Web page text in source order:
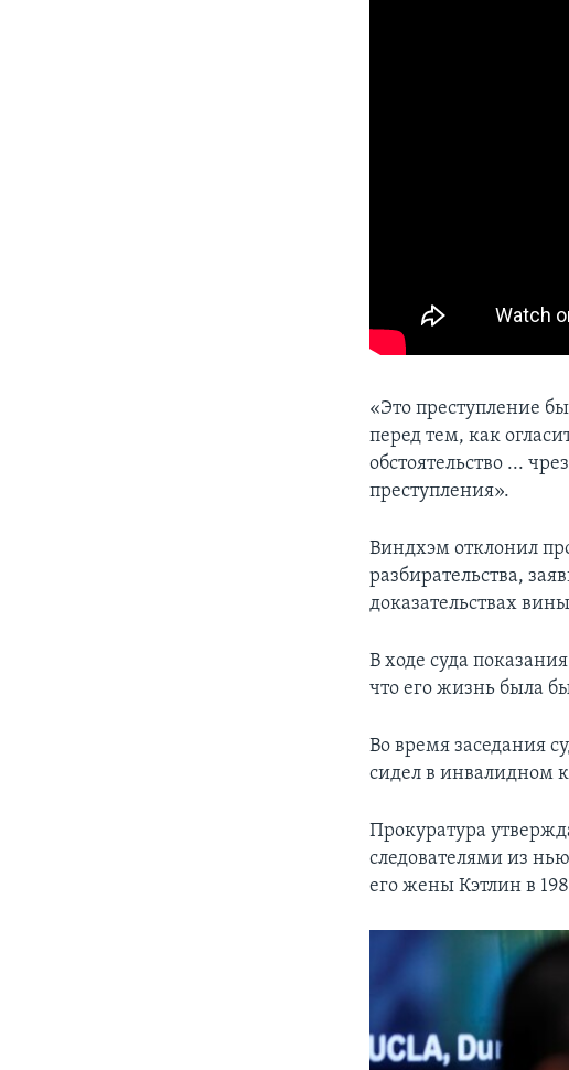
«Это преступление
перед тем, как
обстоятельство ...
преступления».
Виндхэм отклонил
разбирательства,
доказательствах
В ходе суда
что его жизнь была
Во время заседания
сидел в инвалидном
Прокуратура
следователями из
его жены Кэтлин в